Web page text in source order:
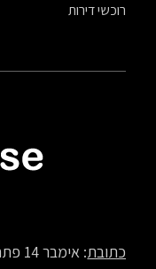
רוכשי דירות
כתובת: אימבר 14 פתח תקווה